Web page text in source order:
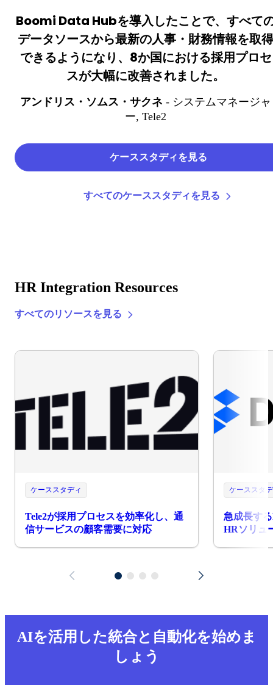
Boomi Data Hubを導入したことで、すべて
データソースから最新の人事・財務情報を取得
できるようになり、8か国における採用プロセ
スが大幅に改善されました。
アンドリス・ソムス・サクネ - システムマネージャ
ー, Tele2
ケーススタディを見る
すべてのケーススタディを見る
HR Integration Resources
すべてのリソースを見る
ケーススタディ
Tele2が採用プロセスを効率化し、通
信サービスの顧客需要に対応
ケーススタ
急成長す
HRソリュ
AIを活用した統合と自動化を始めま
しょう